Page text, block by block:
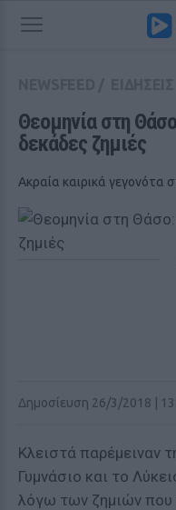
Θεομηνία στη
δεκάδες ζημιές
Ακραία καιρικά γεγονότα
Δημοσίευση 26/3/2018 |
Κλειστά παρέμειναν
Γυμνάσιο και το
λόγω των ζημιών που